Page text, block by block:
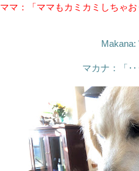
ママ：「ママもカミカミしちゃ
Makana:
マカナ：「